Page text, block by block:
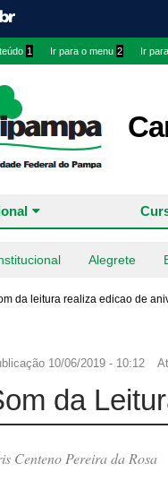
1 Ir para o menu 2 Ir
Alegrete
da leitura realiza edicao de
10/06/2019 - 10:12
da
Centeno Pereira da Rosa